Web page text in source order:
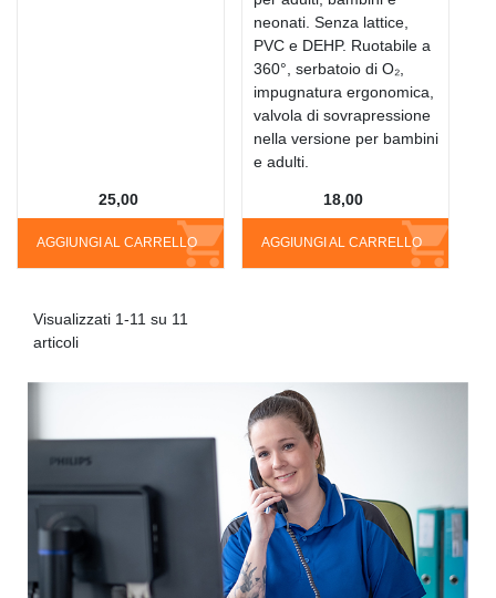
AGGIUNGI AL CARRELLO
25,00
neonati. Senza lattice,
PVC e DEHP. Ruotabile a
360°, serbatoio di O₂,
impugnatura ergonomica,
valvola di sovrapressione
nella versione per bambini
e adulti.
AGGIUNGI AL CARRELLO
18,00
Visualizzati 1-11 su 11
articoli